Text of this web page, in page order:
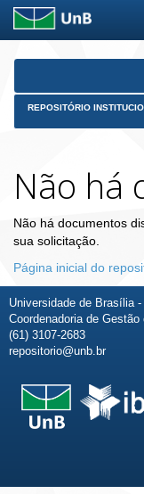
Skip
REPOSITÓRIO
Não há
Não há documentos
sua solicitação.
Página inicial do
Universidade de Brasília
Coordenadoria de
(61) 3107-2683
repositorio@unb.br